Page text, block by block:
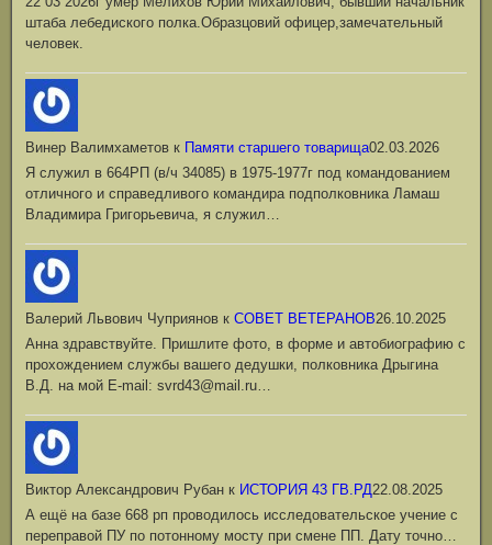
штаба лебедиского полка.Образцовий офицер,замечательный
человек.
Винер Валимхаметов к Памяти старшего товарища02.03.2026
Я служил в 664РП (в/ч 34085) в 1975-1977г под командованием
отличного и справедливого командира подполковника Ламаш
Владимира Григорьевича, я служил…
Валерий Львович Чуприянов к СОВЕТ ВЕТЕРАНОВ26.10.2025
Анна здравствуйте. Пришлите фото, в форме и автобиографию с
прохождением службы вашего дедушки, полковника Дрыгина
В.Д. на мой Е-mail: svrd43@mail.ru…
Виктор Александрович Рубан к ИСТОРИЯ 43 ГВ.РД22.08.2025
А ещё на базе 668 рп проводилось исследовательское учение с
переправой ПУ по потонному мосту при смене ПП. Дату точно…